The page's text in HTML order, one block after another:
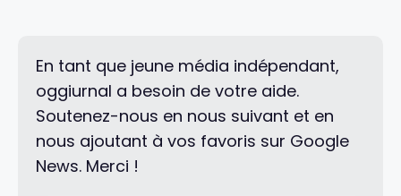
En tant que jeune média indépendant,
oggiurnal a besoin de votre aide.
Soutenez-nous en nous suivant et en
nous ajoutant à vos favoris sur Google
News. Merci !